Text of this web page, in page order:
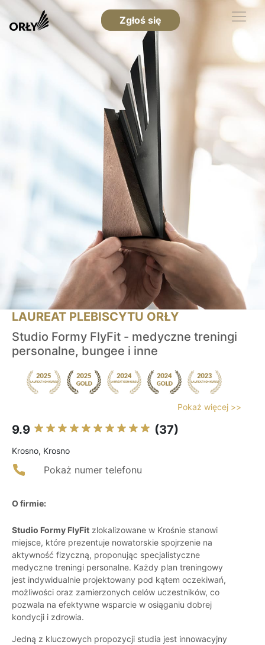
Zgłoś się
LAUREAT PLEBISCYTU ORŁY
Studio Formy FlyFit - medyczne treningi
personalne, bungee i inne
Pokaż więcej >>
9.9 (37)
Krosno, Krosno
Pokaż numer telefonu
O firmie:
Studio Formy FlyFit zlokalizowane w Krośnie stanowi
miejsce, które prezentuje nowatorskie spojrzenie na
aktywność fizyczną, proponując specjalistyczne
medyczne treningi personalne. Każdy plan treningowy
jest indywidualnie projektowany pod kątem oczekiwań,
możliwości oraz zamierzonych celów uczestników, co
pozwala na efektywne wsparcie w osiąganiu dobrej
kondycji i zdrowia.
Jedną z kluczowych propozycji studia jest innowacyjny